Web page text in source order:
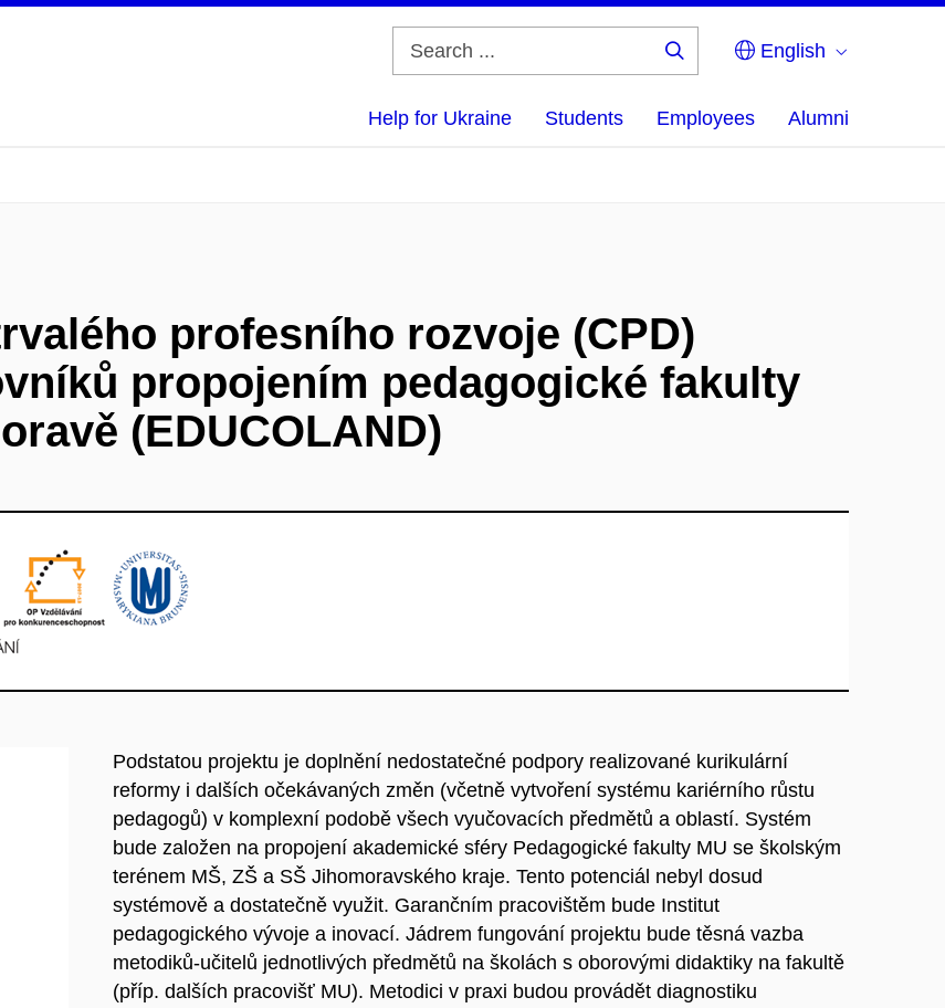
English
Help for Ukraine Students Employees Alumni
profesního rozvoje (CPD)
propojením pedagogické fakulty
(EDUCOLAND)
Podstatou projektu je doplnění nedostatečné podpory realizované kurikulární
reformy i dalších očekávaných změn (včetně vytvoření systému kariérního růstu
pedagogů) v komplexní podobě všech vyučovacích předmětů a oblastí. Systém
bude založen na propojení akademické sféry Pedagogické fakulty MU se školským
terénem MŠ, ZŠ a SŠ Jihomoravského kraje. Tento potenciál nebyl dosud
systémově a dostatečně využit. Garančním pracovištěm bude Institut
pedagogického vývoje a inovací. Jádrem fungování projektu bude těsná vazba
metodiků-učitelů jednotlivých předmětů na školách s oborovými didaktiky na fakultě
(příp. dalších pracovišť MU). Metodici v praxi budou provádět diagnostiku